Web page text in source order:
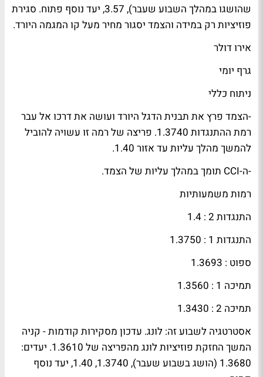
שהושגו במהלך השבוע שעבר), 3.57, יעד נוסף פתוח. סגירת
פוזיציות רק במידה והצמד יסגור מחיר מעל קו המגמה היורד.
אירו דולר
גרף יומי
ניתוח כללי
-הצמד פרץ את תבנית הדגל היורד ועושה את דרכו אל עבר
רמת ההתנגדות 1.3740. פריצה של רמה זו עשויה להוביל
להמשך מהלך עליות עד אזור 1.40.
-ה-CCI תומך במהלך עליות של הצמד.
רמות משמעותיות
התנגדות 2 : 1.4
התנגדות 1 : 1.3750
ספוט : 1.3693
תמיכה 1 : 1.3560
תמיכה 2 : 1.3430
אסטרטגיה לשבוע זה: לונג. עדכון מסקירות קודמות - קניה
המשך החזקת פוזיציות לונג מהפריצה של 1.3610. יעדים:
1.3680 (הושג בשבוע שעבר), 1.3740, 1.40, יעד נוסף